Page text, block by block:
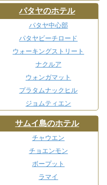
パタヤのホテル
パタヤ中心部
パタヤビーチロード
ウォーキングストリート
ナクルア
ウォンガマット
プラタムナックヒル
ジョムティエン
サムイ島のホテル
チャウエン
チョエンモン
ボープット
ラマイ